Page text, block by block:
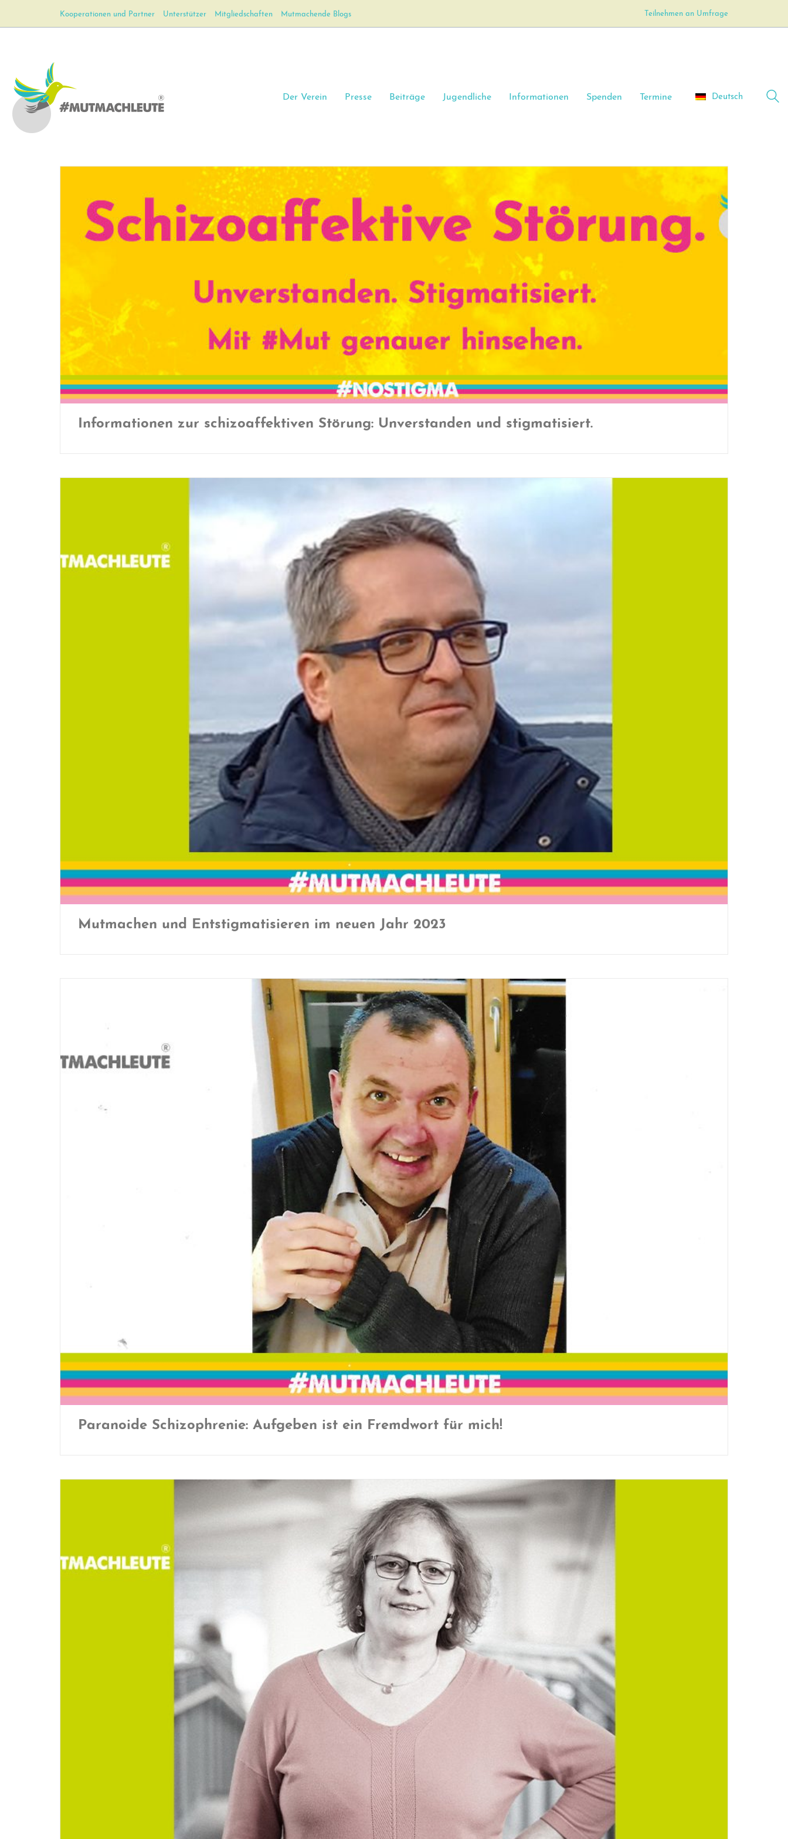
Kooperationen und Partner Unterstützer Mitgliedschaften Mutmachende Blogs Teilnehmen an Umfrage
Der Verein Presse Beiträge Jugendliche Informationen Spenden Termine Deutsch
Informationen zur schizoaffektiven Störung: Unverstanden und stigmatisiert.
Mutmachen und Entstigmatisieren im neuen Jahr 2023
Paranoide Schizophrenie: Aufgeben ist ein Fremdwort für mich!